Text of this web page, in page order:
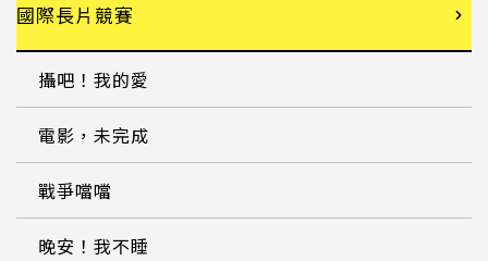
國際長片競賽
攝吧！我的愛
電影，未完成
戰爭噹噹
晚安！我不睡